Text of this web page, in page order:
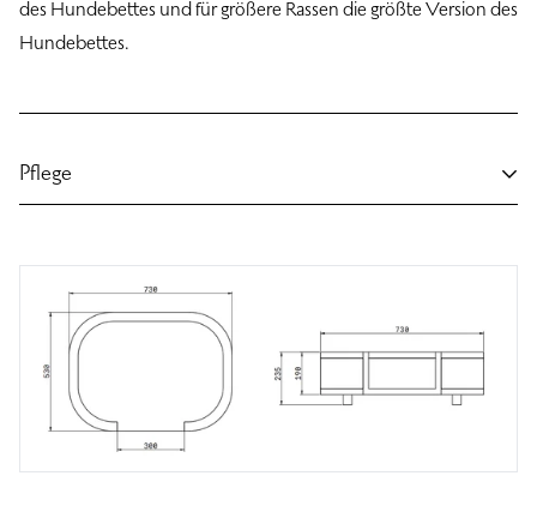
des Hundebettes und für größere Rassen die größte Version des
Hundebettes.
Pflege
mit einem feuchten Tuch, einem Staubsauger oder einem
Dampfreiniger reinigen. Diese Methoden eignen sich für die
schnelle Entfernung von Oberflächenschmutz oder für die
regelmäßige Pflege. Das abnehmbare Kissen kann in der
Waschmaschine im Handwaschprogramm bei 30°C gewaschen
werden. Wir empfehlen, das Kissen an der Luft zu trocknen,
nicht im Wäschetrockner.